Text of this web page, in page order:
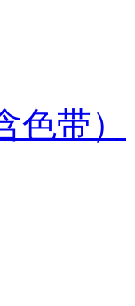
带）